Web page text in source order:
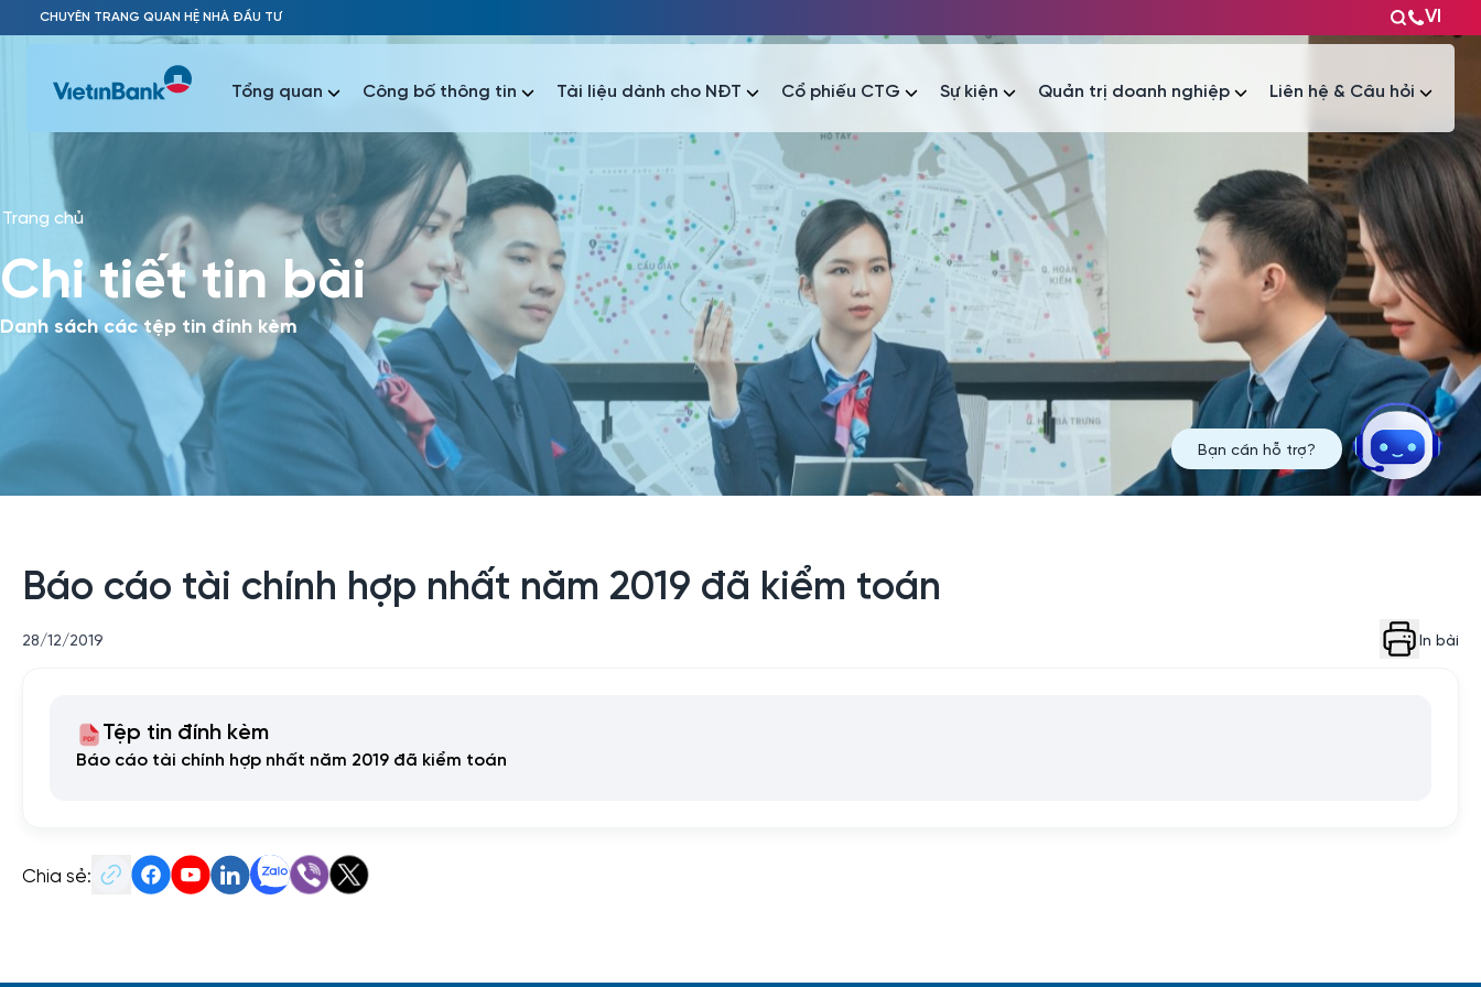
Skip to Main Content
CHUYÊN TRANG QUAN HỆ NHÀ ĐẦU TƯ VI
Phổ biến nhất
Báo cáo tài chính Thông tin giao dịch Công bố thông tin Sự kiện
Tổng quan Công bố thông tin Tài liệu dành cho NĐT Cổ phiếu CTG Sự kiện Quản trị doanh nghiệp Liên hệ & Câu hỏi
Phổ biến nhất
Báo cáo tài chính Thông tin giao dịch Công bố thông tin Sự kiện Tài liệu
Trang chủ
Chi tiết tin bài
Danh sách các tệp tin đính kèm
Báo cáo tài chính hợp nhất năm 2019 đã kiểm toán
28/12/2019 In bài
Tệp tin đính kèm
Báo cáo tài chính hợp nhất năm 2019 đã kiểm toán
Chia sẻ:
Bạn cần hỗ trợ?